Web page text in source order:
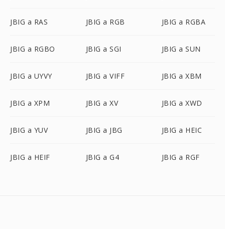
JBIG a RAS JBIG a RGB JBIG a RGBA
JBIG a RGBO JBIG a SGI JBIG a SUN
JBIG a UYVY JBIG a VIFF JBIG a XBM
JBIG a XPM JBIG a XV JBIG a XWD
JBIG a YUV JBIG a JBG JBIG a HEIC
JBIG a HEIF JBIG a G4 JBIG a RGF